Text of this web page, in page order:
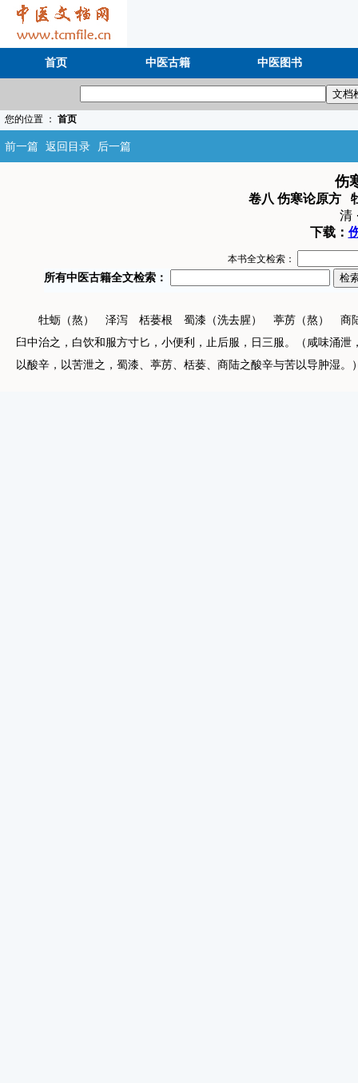
首页 中医古籍 中医图书
您的位置 ： 首页
前一篇 返回目录 后一篇
伤
卷八 伤寒论原方
清
下载：
本书全文检索：
牡蛎（熬） 泽泻 栝蒌根 蜀漆（洗去腥） 葶苈（熬） 商陆
臼中治之，白饮和服方寸匕，小便利，止后服，日三服。（咸味涌
以酸辛，以苦泄之，蜀漆、葶苈、栝蒌、商陆之酸辛与苦以导肿湿。